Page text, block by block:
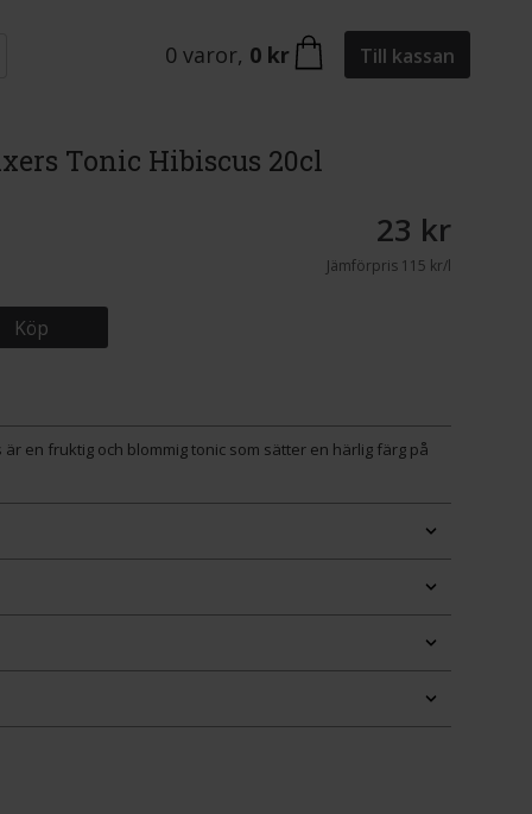
0 varor, 0 kr Till kassan
Tonic Hibiscus 20cl
23 kr
Jämförpris115 kr/l
Köp
en fruktig och blommig tonic som sätter en härlig färg på